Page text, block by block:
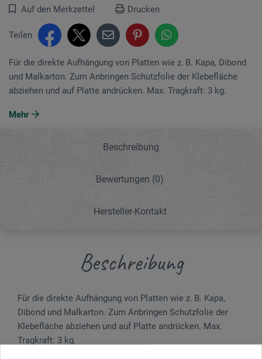
Auf den Merkzettel Drucken
Teilen
Für die direkte Aufhängung von Platten wie z. B. Kapa, Dibond
und Malkarton. Zum Anbringen Schutzfolie der Klebefläche
abziehen und auf Platte andrücken. Max. Tragkraft: 3 kg.
Mehr
Beschreibung
Bewertungen (0)
Hersteller-Kontakt
Beschreibung
Für die direkte Aufhängung von Platten wie z. B. Kapa,
Dibond und Malkarton. Zum Anbringen Schutzfolie der
Klebefläche abziehen und auf Platte andrücken. Max.
Tragkraft: 3 kg.